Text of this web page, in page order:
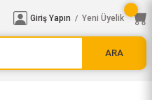
ARA
Giriş Yapın / Yeni Üyelik